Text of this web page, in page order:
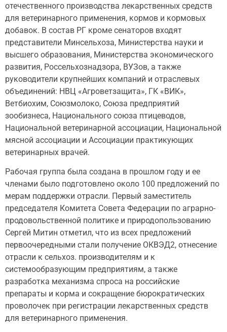
отечественного производства лекарственных средств
для ветеринарного применения, кормов и кормовых
добавок. В состав РГ кроме сенаторов входят
представители Минсельхоза, Министерства науки и
высшего образования, Министерства экономического
развития, Россельхознадзора, ВУЗов, а также
руководители крупнейших компаний и отраслевых
объединений: НВЦ «Агроветзащита», ГК «ВИК»,
Ветбиохим, Союзмолоко, Союза предприятий
зообизнеса, Национального союза птицеводов,
Национальной ветеринарной ассоциации, Национальной
мясной ассоциации и Ассоциации практикующих
ветеринарных врачей.
Рабочая группа была создана в прошлом году и ее
членами было подготовлено около 100 предложений по
мерам поддержки отрасли. Первый заместитель
председателя Комитета Совета Федерации по аграрно-
продовольственной политике и природопользованию
Сергей Митин отметил, что из всех предложений
первоочередными стали получение ОКВЭД2, отнесение
отрасли к сельхоз. производителям и к
системообразующим предприятиям, а также
разработка механизма спроса на российские
препараты и корма и сокращение бюрократических
проволочек при регистрации лекарственных средств
для ветеринарного применения.